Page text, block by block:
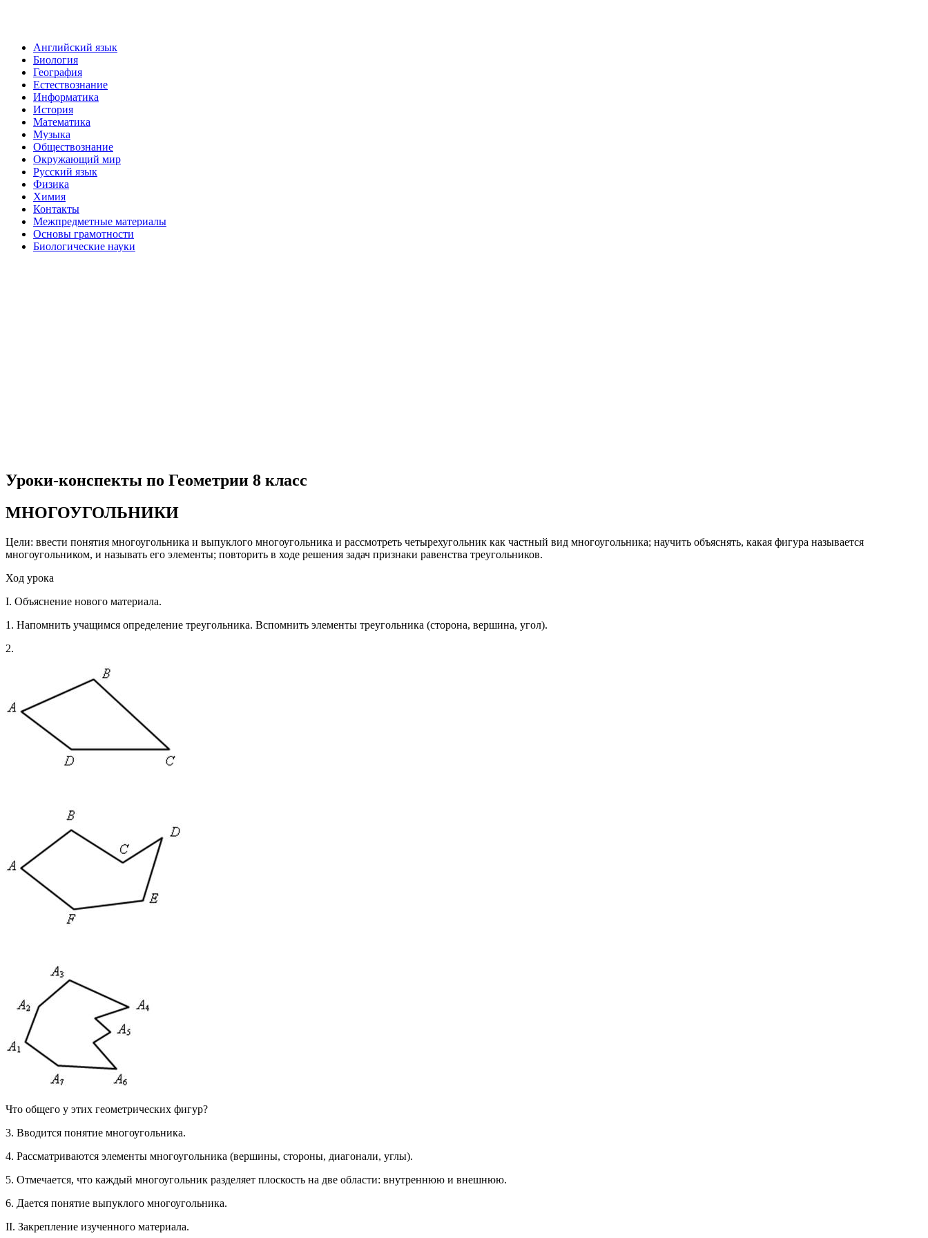
Английский язык
Биология
География
Естествознание
Информатика
История
Математика
Музыка
Обществознание
Окружающий мир
Русский язык
Физика
Химия
Контакты
Межпредметные материалы
Основы грамотности
Биологические науки
Уроки-конспекты по Геометрии 8 класс
МНОГОУГОЛЬНИКИ
Цели: ввести понятия многоугольника и выпуклого многоугольника и рассмотреть четырехугольник как частный вид многоугольника; научить объяснять, какая фигура называется
многоугольником, и называть его элементы; повторить в ходе решения задач признаки равенства треугольников.
Ход урока
I. Объяснение нового материала.
1. Напомнить учащимся определение треугольника. Вспомнить элементы треугольника (сторона, вершина, угол).
2.
Что общего у этих геометрических фигур?
3. Вводится понятие многоугольника.
4. Рассматриваются элементы многоугольника (вершины, стороны, диагонали, углы).
5. Отмечается, что каждый многоугольник разделяет плоскость на две области: внутреннюю и внешнюю.
6. Дается понятие выпуклого многоугольника.
II. Закрепление изученного материала.